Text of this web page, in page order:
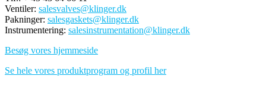
Ventiler: salesvalves@klinger.dk
Pakninger: salesgaskets@klinger.dk
Instrumentering: salesinstrumentation@klinger.dk
Besøg vores hjemmeside
Se hele vores produktprogram og profil her